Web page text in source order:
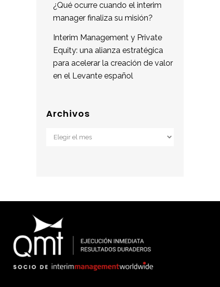
¿Qué ocurre cuando el interim
manager finaliza su misión?
Interim Management y Private
Equity: una alianza estratégica
para acelerar la creación de valor
en el Levante español
Archivos
Archivos